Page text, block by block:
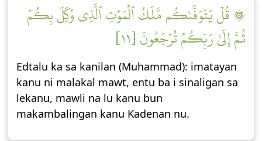
۞ قُلۡ يَتَوَفَّىٰكُم مَّلَكُ ٱلۡمَوۡتِ ٱلَّذِي وُكِّلَ بِكُمۡ
ثُمَّ إِلَىٰ رَبِّكُمۡ تُرۡجَعُونَ [١١]
Edtalu ka sa kanilan (Muhammad): imatayan
kanu ni malakal mawt, entu ba i sinaligan sa
lekanu, mawli na lu kanu bun
makambalingan kanu Kadenan nu.